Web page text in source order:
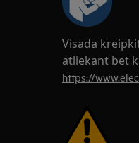
Visada
atliekant bet
https://